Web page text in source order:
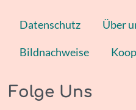
Datenschutz Über
Bildnachweise
Folge Uns